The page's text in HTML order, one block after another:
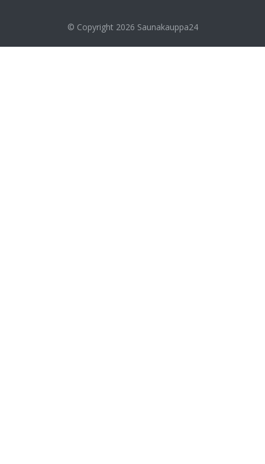
© Copyright 2026 Saunakauppa24